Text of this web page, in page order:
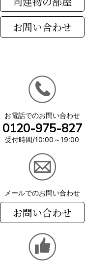
お電話でのお問い合わせ
0120-975-827
受付時間/10:00～19:00
メールでのお問い合わせ
お問い合わせ